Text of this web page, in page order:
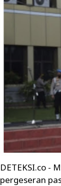
DETEKSI.co -
pergeseran